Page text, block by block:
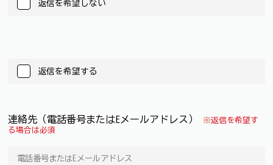
返信を希望しない
返信を希望する
連絡先（電話番号またはEメールアドレス）
※返信を希望す
る場合は必須